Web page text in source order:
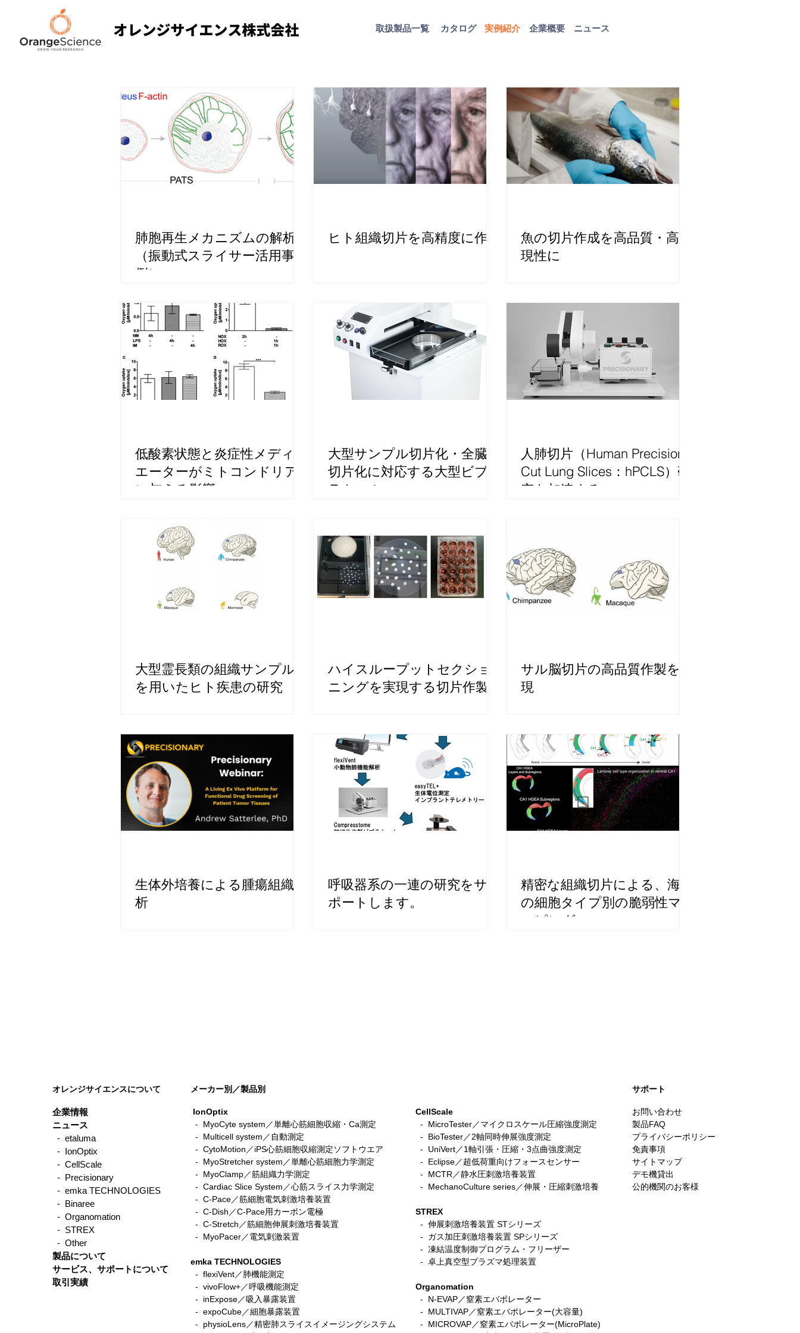
取扱​製品一覧 ​実例紹介
カタログ 企業概要 ニュース
肺胞再生メカニズムの解析
（振動式スライサー活用事
例）
ヒト組織切片を高精度に作製
魚の切片作成を高品質・高再
現性に
低酸素状態と炎症性メディ
エーターがミトコンドリア
に与える影響
大型サンプル切片化・全臓器
切片化に対応する大型ビブ
ラトーム
人肺切片（Human Precision-
Cut Lung Slices：hPCLS）研
究を加速する
大型霊長類の組織サンプル
を用いたヒト疾患の研究
ハイスループットセクショ
ニングを実現する切片作製
サル脳切片の高品質作製を実
現
生体外培養による腫瘍組織解
析
呼吸器系の一連の研究をサ
ポートします。
精密な組織切片による、海馬
の細胞タイプ別の脆弱性マ
ッピング
オレンジサイエンスについて メーカー別／製品別 ​サポート
企業情報
ニュース
- etaluma
- IonOptix
- CellScale
- Precisionary
- emka TECHNOLOGIES
- Binaree
- Organomation
- STREX
- Other
製品について
サービス、サポートについて
取引実績
IonOptix
- MyoCyte system／単離心筋細胞収縮・Ca測定
- Multicell system／自動測定
- CytoMotion／iPS心筋細胞収縮測定ソフトウエア
- MyoStretcher system／単離心筋細胞力学測定
- MyoClamp／筋組織力学測定
- Cardiac Slice System／心筋スライス力学測定
- C-Pace／筋細胞電気刺激培養装置
- C-Dish／C-Pace用カーボン電極
- C-Stretch／筋細胞伸展刺激培養装置
​ - MyoPacer／電気刺激装置
emka TECHNOLOGIES
- flexiVent／肺機能測定
- vivoFlow+／呼吸機能測定
- inExpose／吸入暴露装置
- expoCube／細胞暴露装置
- physioLens／精密肺スライスイメージングシステム
CellScale
- MicroTester／マイクロスケール圧縮強度測定
- BioTester／2軸同時伸展強度測定
- UniVert／1軸引張・圧縮・3点曲強度測定
- Eclipse／超低荷重向けフォースセンサー
- MCTR／静水圧刺激培養装置
- MechanoCulture series／伸展・圧縮刺激培養
STREX
- 伸展刺激培養装置 STシリーズ
- ガス加圧刺激培養装置 SPシリーズ
- 凍結温度制御プログラム・フリーザー
- 卓上真空型プラズマ処理装置
Organomation
- N-EVAP／窒素エバポレーター
- MULTIVAP／窒素エバポレーター(大容量)
- MICROVAP／窒素エバポレーター(MicroPlate)
お問い合わせ
製品FAQ
プライバシーポリシー
免責事項
サイトマップ
デモ機貸出
公的機関のお客様